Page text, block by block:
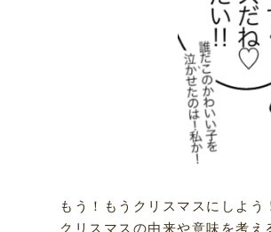
もう！もうクリスマスにしよう
クリスマスの由来や意味を考